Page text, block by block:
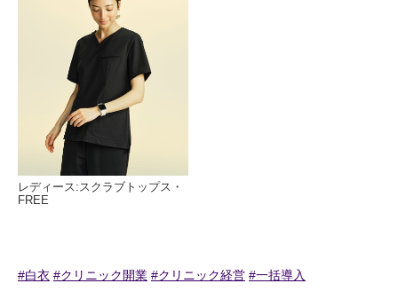
レディース:スクラブトップス・
FREE
#白衣 #クリニック開業 #クリニック経営 #一括導入